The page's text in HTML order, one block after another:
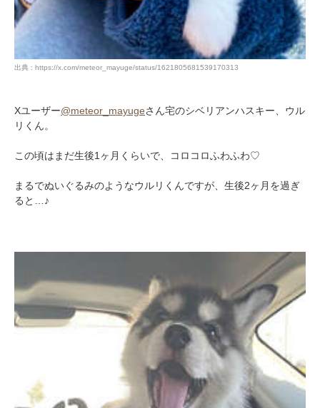
出典 : https://x.com/meteor_mayuge/status/1621805681539170313
Xユーザー@meteor_mayugeさん宅のシベリアンハスキー、ウル
リくん。
この頃はまだ生後1ヶ月くらいで、コロコロふわふわ♡
まるでぬいぐるみのようなウルリくんですが、生後2ヶ月を過ぎ
ると…♪